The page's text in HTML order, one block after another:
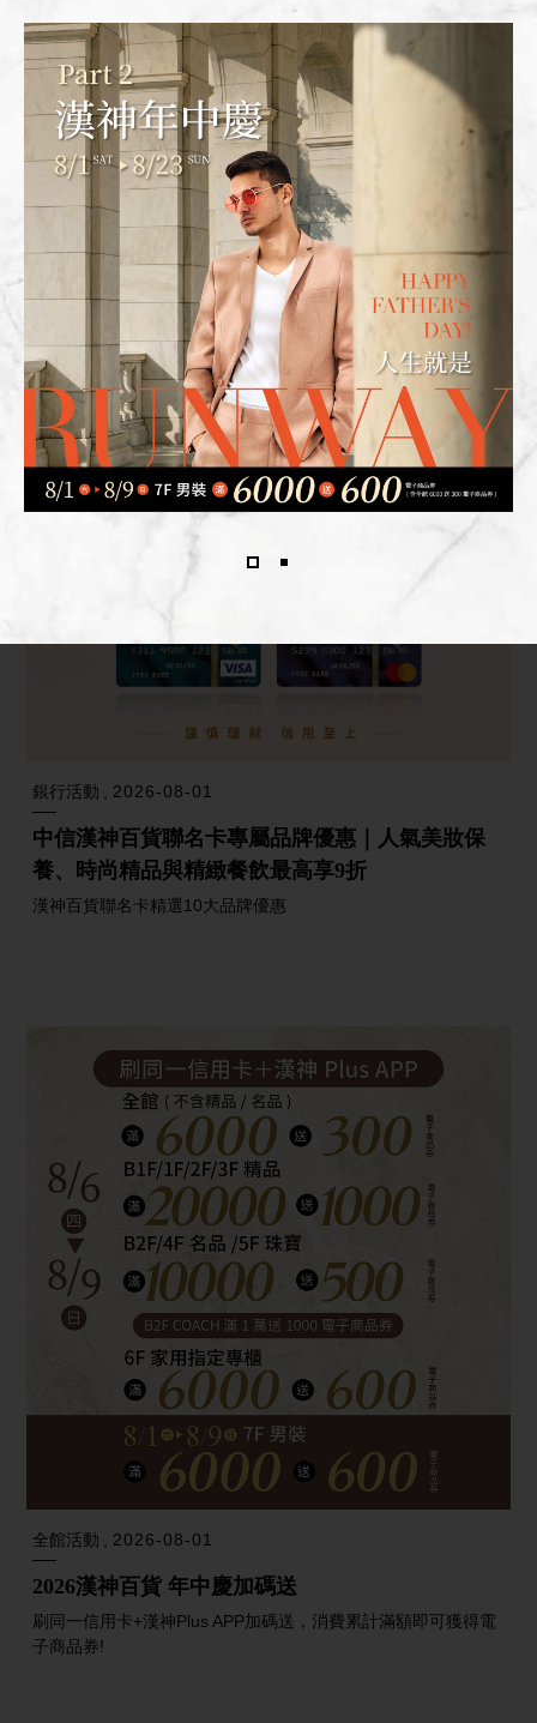
全館活動 2026-08-01
2026父親節送禮推薦｜超能老爸禮物清單
超能老爸不只要披風，還要威風！男裝滿6千6百父親節送禮看
這裡
銀行活動 2026-08-01
中信漢神百貨聯名卡專屬品牌優惠｜人氣美妝保
養、時尚精品與精緻餐飲最高享9折
漢神百貨聯名卡精選10大品牌優惠
全館活動 2026-08-01
2026漢神百貨 年中慶加碼送
刷同一信用卡+漢神Plus APP加碼送，消費累計滿額即可獲得電
子商品券!